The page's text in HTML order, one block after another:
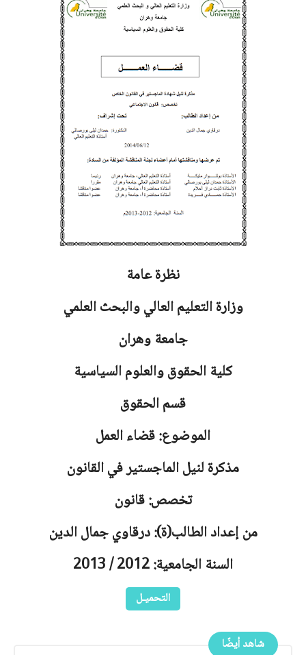
نظرة عامة
وزارة التعليم العالي والبحث العلمي
جامعةوهران
كلية الحقوق والعلوم السياسية
قسم الحقوق
الموضوع: قضاء العمل
مذكرة لنيل الماجستير في القانون
تخصص: قانون
من إعداد الطالب(ة): درقاوي جمال الدين
السنة الجامعية: 2012 / 2013
التحميـل
شاهد أيضًا